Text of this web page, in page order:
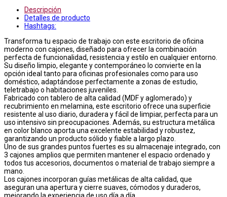
Descripción
Detalles de producto
Hashtags:
Transforma tu espacio de trabajo con este escritorio de oficina
moderno con cajones, diseñado para ofrecer la combinación
perfecta de funcionalidad, resistencia y estilo en cualquier entorno.
Su diseño limpio, elegante y contemporáneo lo convierte en la
opción ideal tanto para oficinas profesionales como para uso
doméstico, adaptándose perfectamente a zonas de estudio,
teletrabajo o habitaciones juveniles.
Fabricado con tablero de alta calidad (MDF y aglomerado) y
recubrimiento en melamina, este escritorio ofrece una superficie
resistente al uso diario, duradera y fácil de limpiar, perfecta para un
uso intensivo sin preocupaciones. Además, su estructura metálica
en color blanco aporta una excelente estabilidad y robustez,
garantizando un producto sólido y fiable a largo plazo.
Uno de sus grandes puntos fuertes es su almacenaje integrado, con
3 cajones amplios que permiten mantener el espacio ordenado y
todos tus accesorios, documentos o material de trabajo siempre a
mano.
Los cajones incorporan guías metálicas de alta calidad, que
aseguran una apertura y cierre suaves, cómodos y duraderos,